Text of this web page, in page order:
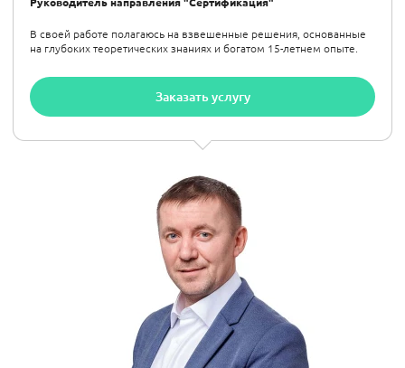
В своей работе полагаюсь на взвешенные решения, основанные
на глубоких теоретических знаниях и богатом 15-летнем опыте.
Заказать услугу